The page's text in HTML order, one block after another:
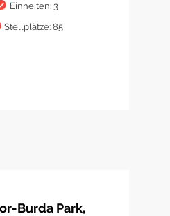
Einheiten: 3
Stellplätze: 85
Burda Park,